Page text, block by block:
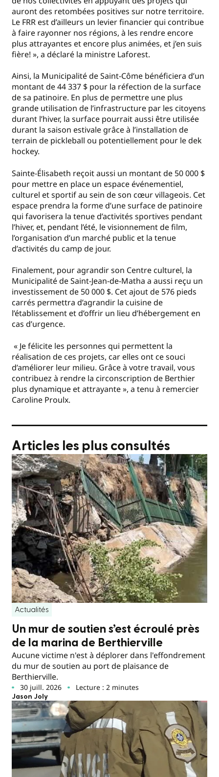
auront des retombées positives sur notre territoire.
Le FRR est d’ailleurs un levier financier qui contribue
à faire rayonner nos régions, à les rendre encore
plus attrayantes et encore plus animées, et j’en suis
fière! », a déclaré la ministre Laforest.
Ainsi, la Municipalité de Saint-Côme bénéficiera d’un
montant de 44 337 $ pour la réfection de la surface
de sa patinoire. En plus de permettre une plus
grande utilisation de l’infrastructure par les citoyens
durant l’hiver, la surface pourrait aussi être utilisée
durant la saison estivale grâce à l’installation de
terrain de pickleball ou potentiellement pour le dek
hockey.
Sainte-Élisabeth reçoit aussi un montant de 50 000 $
pour mettre en place un espace événementiel,
culturel et sportif au sein de son cœur villageois. Cet
espace prendra la forme d’une surface de patinoire
qui favorisera la tenue d’activités sportives pendant
l’hiver, et, pendant l’été, le visionnement de film,
l’organisation d’un marché public et la tenue
d’activités du camp de jour.
Finalement, pour agrandir son Centre culturel, la
Municipalité de Saint-Jean-de-Matha a aussi reçu un
investissement de 50 000 $. Cet ajout de 576 pieds
carrés permettra d’agrandir la cuisine de
l’établissement et d’offrir un lieu d’hébergement en
cas d’urgence.
« Je félicite les personnes qui permettent la
réalisation de ces projets, car elles ont ce souci
d’améliorer leur milieu. Grâce à votre travail, vous
contribuez à rendre la circonscription de Berthier
plus dynamique et attrayante », a tenu à remercier
Caroline Proulx.
Articles les plus consultés
Actualités
Un mur de soutien s’est écroulé près
de la marina de Berthierville
Aucune victime n'est à déplorer dans l'effondrement
du mur de soutien au port de plaisance de
Berthierville.
30 juill. 2026 Lecture : 2 minutes
Jason Joly